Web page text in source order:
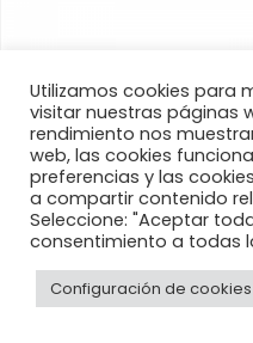
Utilizamos cookies para
visitar nuestras páginas
rendimiento nos
web, las cookies
preferencias y las
a compartir contenido
Seleccione: "Aceptar
consentimiento a todas
Configuración de cookies